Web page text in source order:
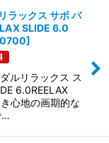
ラックス サボ バ
SLIDE 6.0
]
ルリラックス ス
6.0REELAX
心地の画期的な
…